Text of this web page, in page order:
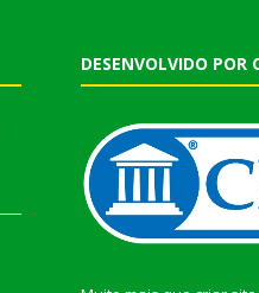
DESENVOLVIDO POR